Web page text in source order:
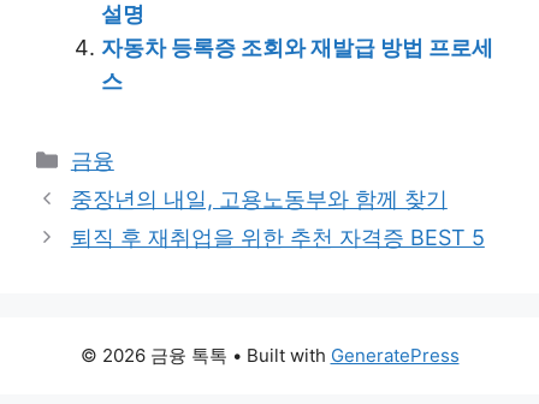
설명
자동차 등록증 조회와 재발급 방법 프로세
스
Categories
금융
중장년의 내일, 고용노동부와 함께 찾기
퇴직 후 재취업을 위한 추천 자격증 BEST 5
© 2026 금융 톡톡 • Built with GeneratePress